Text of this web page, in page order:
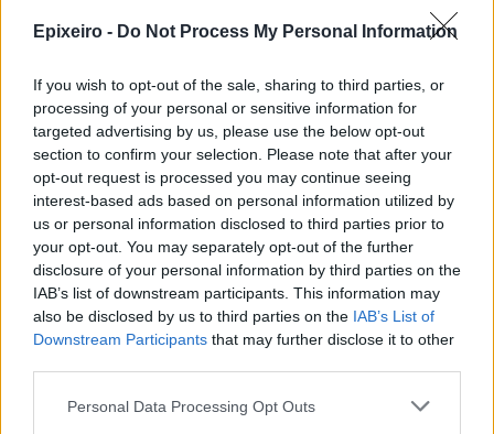
Epixeiro - Do Not Process My Personal Information
If you wish to opt-out of the sale, sharing to third parties, or
processing of your personal or sensitive information for
targeted advertising by us, please use the below opt-out
section to confirm your selection. Please note that after your
opt-out request is processed you may continue seeing
interest-based ads based on personal information utilized by
us or personal information disclosed to third parties prior to
your opt-out. You may separately opt-out of the further
disclosure of your personal information by third parties on the
IAB’s list of downstream participants. This information may
also be disclosed by us to third parties on the IAB’s List of
Downstream Participants that may further disclose it to other
Personal Data Processing Opt Outs
Νέα σύνθεση στην Εκτελεστική
Επιτροπή της Alpha Bank – Ο
Ιωσήφ Κιουρούκογλου
αναλαμβάνει το Wholesale
Banking
31/07/26|16:19
Νέος Γενικός Διευθυντής της
Coca-Cola για τις αγορές Ελλάδας
και Κύπρου ο Gjorgji Hristov
28/07/26| 11:03
Ο Σταύρος Ντογιάκος νέος
πρόεδρος και διευθύνων